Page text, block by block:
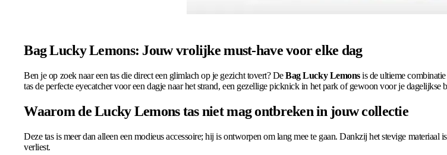
Bag Lucky Lemons: Jouw vrolijke must-have voor elke dag
Ben je op zoek naar een tas die direct een glimlach op je gezicht tovert? DeBag Lucky Lemonsis de ultieme
tas de perfecte eyecatcher voor een dagje naar het strand, een gezellige picknick in het park of gewoon voor je
Waarom de Lucky Lemons tas niet mag ontbreken in jouw collectie
Deze tas is meer dan alleen een modieus accessoire; hij is ontworpen om lang mee te gaan. Dankzij het stevige
verliest.